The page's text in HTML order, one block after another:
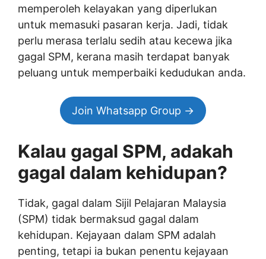
memperoleh kelayakan yang diperlukan
untuk memasuki pasaran kerja. Jadi, tidak
perlu merasa terlalu sedih atau kecewa jika
gagal SPM, kerana masih terdapat banyak
peluang untuk memperbaiki kedudukan anda.
Join Whatsapp Group →
Kalau gagal SPM, adakah
gagal dalam kehidupan?
Tidak, gagal dalam Sijil Pelajaran Malaysia
(SPM) tidak bermaksud gagal dalam
kehidupan. Kejayaan dalam SPM adalah
penting, tetapi ia bukan penentu kejayaan